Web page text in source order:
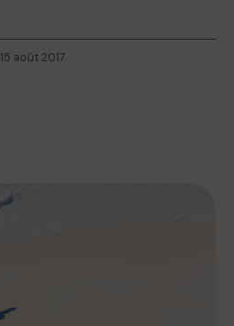
15 août 2017